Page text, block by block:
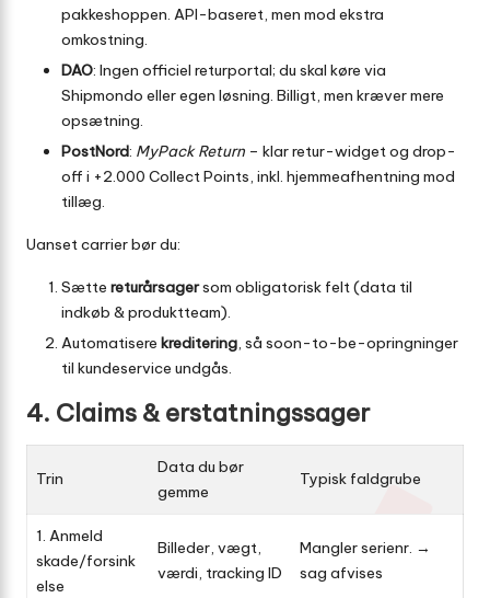
pakkeshoppen. API-baseret, men mod ekstra
omkostning.
DAO: Ingen officiel returportal; du skal køre via
Shipmondo eller egen løsning. Billigt, men kræver mere
opsætning.
PostNord: MyPack Return – klar retur-widget og drop-
off i +2.000 Collect Points, inkl. hjemmeafhentning mod
tillæg.
Uanset carrier bør du:
Sætte returårsagersom obligatorisk felt (data til
indkøb & produktteam).
Automatisere kreditering, så soon-to-be-opringninger
til kundeservice undgås.
4. Claims & erstatningssager
Trin
Data du bør
gemme
Typisk faldgrube
1. Anmeld
skade/forsink
else
Billeder, vægt,
værdi, tracking ID
Mangler serienr. →
sag afvises